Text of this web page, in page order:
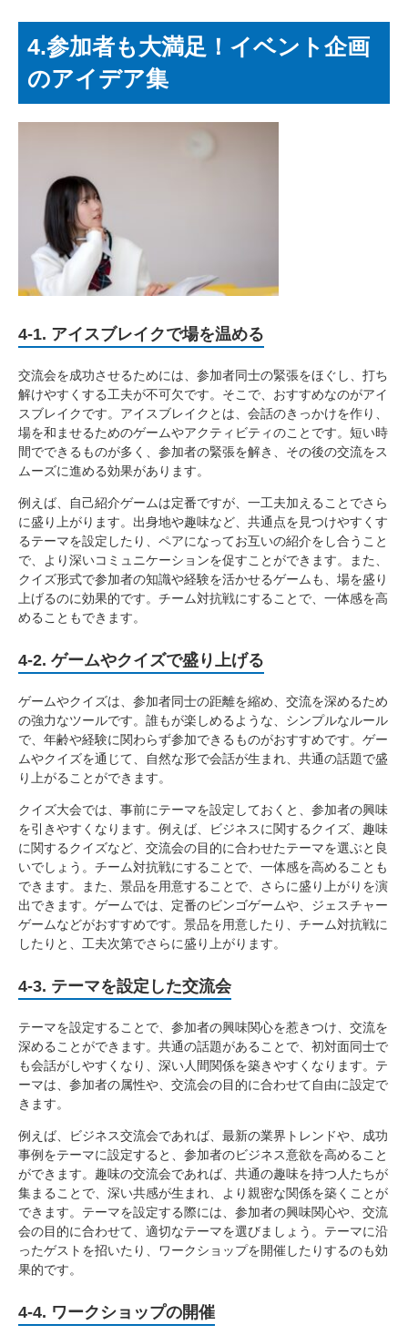
4.参加者も大満足！イベント企画
のアイデア集
4-1. アイスブレイクで場を温める
交流会を成功させるためには、参加者同士の緊張をほぐし、打ち
解けやすくする工夫が不可欠です。そこで、おすすめなのがアイ
スブレイクです。アイスブレイクとは、会話のきっかけを作り、
場を和ませるためのゲームやアクティビティのことです。短い時
間でできるものが多く、参加者の緊張を解き、その後の交流をス
ムーズに進める効果があります。
例えば、自己紹介ゲームは定番ですが、一工夫加えることでさら
に盛り上がります。出身地や趣味など、共通点を見つけやすくす
るテーマを設定したり、ペアになってお互いの紹介をし合うこと
で、より深いコミュニケーションを促すことができます。また、
クイズ形式で参加者の知識や経験を活かせるゲームも、場を盛り
上げるのに効果的です。チーム対抗戦にすることで、一体感を高
めることもできます。
4-2. ゲームやクイズで盛り上げる
ゲームやクイズは、参加者同士の距離を縮め、交流を深めるため
の強力なツールです。誰もが楽しめるような、シンプルなルール
で、年齢や経験に関わらず参加できるものがおすすめです。ゲー
ムやクイズを通じて、自然な形で会話が生まれ、共通の話題で盛
り上がることができます。
クイズ大会では、事前にテーマを設定しておくと、参加者の興味
を引きやすくなります。例えば、ビジネスに関するクイズ、趣味
に関するクイズなど、交流会の目的に合わせたテーマを選ぶと良
いでしょう。チーム対抗戦にすることで、一体感を高めることも
できます。また、景品を用意することで、さらに盛り上がりを演
出できます。ゲームでは、定番のビンゴゲームや、ジェスチャー
ゲームなどがおすすめです。景品を用意したり、チーム対抗戦に
したりと、工夫次第でさらに盛り上がります。
4-3. テーマを設定した交流会
テーマを設定することで、参加者の興味関心を惹きつけ、交流を
深めることができます。共通の話題があることで、初対面同士で
も会話がしやすくなり、深い人間関係を築きやすくなります。テ
ーマは、参加者の属性や、交流会の目的に合わせて自由に設定で
きます。
例えば、ビジネス交流会であれば、最新の業界トレンドや、成功
事例をテーマに設定すると、参加者のビジネス意欲を高めること
ができます。趣味の交流会であれば、共通の趣味を持つ人たちが
集まることで、深い共感が生まれ、より親密な関係を築くことが
できます。テーマを設定する際には、参加者の興味関心や、交流
会の目的に合わせて、適切なテーマを選びましょう。テーマに沿
ったゲストを招いたり、ワークショップを開催したりするのも効
果的です。
4-4. ワークショップの開催